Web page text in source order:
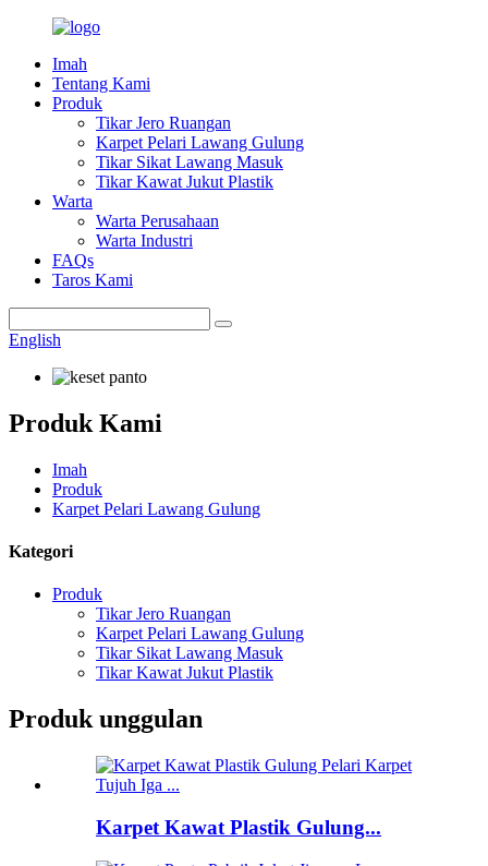
Imah
Tentang Kami
Produk
Tikar Jero Ruangan
Karpet Pelari Lawang Gulung
Tikar Sikat Lawang Masuk
Tikar Kawat Jukut Plastik
Warta
Warta Perusahaan
Warta Industri
FAQs
Taros Kami
English
Produk Kami
Imah
Produk
Karpet Pelari Lawang Gulung
Kategori
Produk
Tikar Jero Ruangan
Karpet Pelari Lawang Gulung
Tikar Sikat Lawang Masuk
Tikar Kawat Jukut Plastik
Produk unggulan
Karpet Kawat Plastik Gulung...